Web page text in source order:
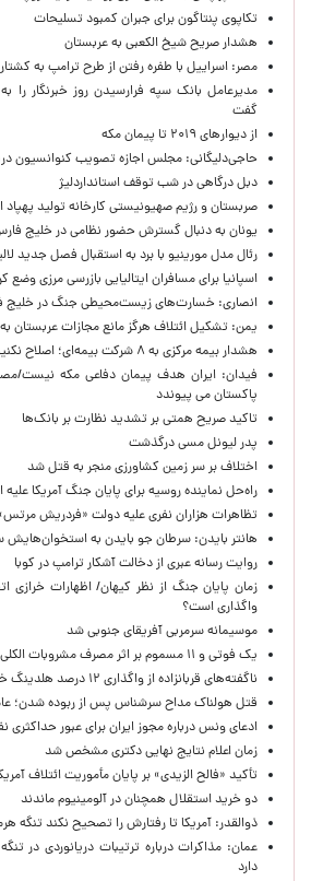
تکاپوی پنتاگون برای جبران کمبود تسلیحات
هشدار صریح شیخ الکعبی به عربستان
مصر: اسراییل با طفره رفتن از طرح ترامپ به
مدیرعامل بانک سپه فرارسیدن روز خبرنگار را
گفت
از دیوارهای ۲۰۱۹ تا پیمان مکه
حاجی‌دلیگانی: مجلس اجازه تصویب کنوانسیون
دبل درگاهی در شب توقف استانداردلیژ
صربستان و رژیم صهیونیستی کارخانه تولید پهپاد
یونان به دنبال گسترش حضور نظامی در خلیج
رئال مدل مورینیو با برد به استقبال فصل جدید
اسپانیا برای مسافران ایتالیایی بازرسی مرزی وضع
انصاری: خسارت‌های زیست‌محیطی جنگ در خلیج
یمن: تشکیل ائتلاف هرگز مانع مجازات عربستان
هشدار بیمه مرکزی به ۸ شرکت بیمه‌ای؛ اصلاح نکنید، تعلیق می‌شوید
فیدان: ایران هدف پیمان دفاعی مکه نیست/
پاکستان می پیوندد
تاکید صریح همتی بر تشدید نظارت بر بانک‌ها
پدر لیونل مسی درگذشت
اختلاف بر سر زمین کشاورزی منجر به قتل شد
راه‌حل نماینده روسیه برای پایان جنگ آمریکا علیه
تظاهرات هزاران نفری علیه دولت «فردریش
هانتر بایدن: سرطان جو بایدن به
روایت رسانه عبری از دخالت آشکار ترامپ در کوبا
زمان پایان جنگ از نظر کیهان/ اظهارات خرازی
واگذاری است؟
موسیمانه سرمربی آفریقای جنوبی شد
یک فوتی و ۱۱ مسموم بر اثر مصرف مشروبات الکلی در نیشابور
ناگفته‌های قربانزاده از واگذاری ۱۲ درصد هلدینگ خلیج فارس
قتل هولناک مداح سرشناس پس از ربوده شدن؛
ادعای ونس درباره مجوز ایران برای عبور حداکثری
زمان اعلام نتایج نهایی دکتری مشخص شد
تأکید «فالح الزیدی» بر پایان مأموریت ائتلاف
دو خرید استقلال همچنان در آلومینیوم ماندند
ذوالقدر: آمریکا تا رفتارش را تصحیح نکند تنگه
عمان: مذاکرات درباره ترتیبات دریانوردی در
دارد